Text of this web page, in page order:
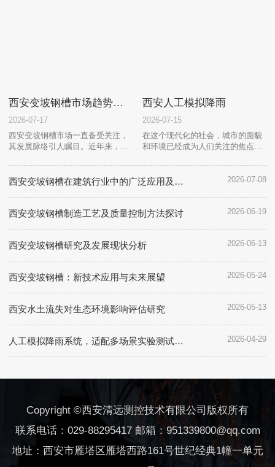
西安变坡钢槽市场趋势分析与竞争格局揭秘
2026-07-17
西安变坡钢槽市场一直备受关注，
其发展脉络引人瞩目。近年来，市
持续增长之势。随着城市建设和基
接反映在市场供需关系的紧密程度
为角逐市场的重要因素...
西安人工模拟降雨
2026-07-15
在这个现代化的社会，城市的面貌
和环境已经成为人们关注的焦点。
气候条件，提高空气质量。西安作
空气污染、干旱等都成为了困扰城
候，增加降水量，净化空...
西安变坡钢槽在建筑行业中的广泛应用及效益 2026-07-08
西安变坡钢槽制造工艺及质量控制方法探讨 2026-06-19
西安变坡钢槽研究及发展现状分析 2026-06-13
西安变坡钢槽：新技术应用与未来展望 2026-05-24
西安水土流失对生态环境影响评估研究 2026-05-13
人工模拟降雨系统，适配多场景实验测试需求 2026-04-29
Copyright ©西安清远测控技术有限公司版权所有
联系电话：029-88295417 邮箱：951339800@qq.com
地址：西安市雁塔区雁塔西路161号世纪经典1幢一单元